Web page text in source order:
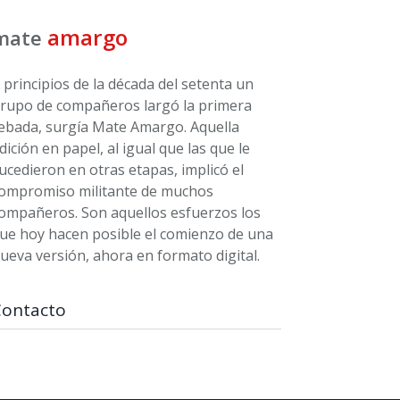
amargo
principios de la década del setenta un
de compañeros largó la primera
surgía Mate Amargo. Aquella
en papel, al igual que las que le
en otras etapas, implicó el
militante de muchos
Son aquellos esfuerzos los
hoy hacen posible el comienzo de una
versión, ahora en formato digital.